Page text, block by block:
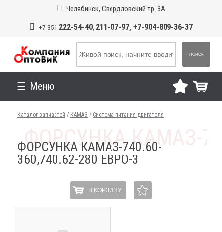
Челябинск, Свердловский тр. 3А
+7 351 222-54-40, 211-07-97, +7-904-809-36-37
ПОИСК
Меню
Каталог запчастей / КАМАЗ / Система питания двигателя
ФОРСУНКА КАМАЗ-740.60-
360,740.62-280 ЕВРО-3
В КОРЗИНУ